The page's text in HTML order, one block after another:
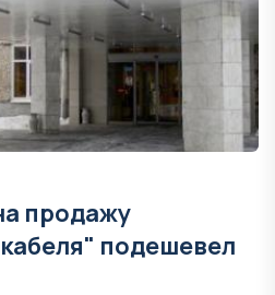
продажу
подешевел